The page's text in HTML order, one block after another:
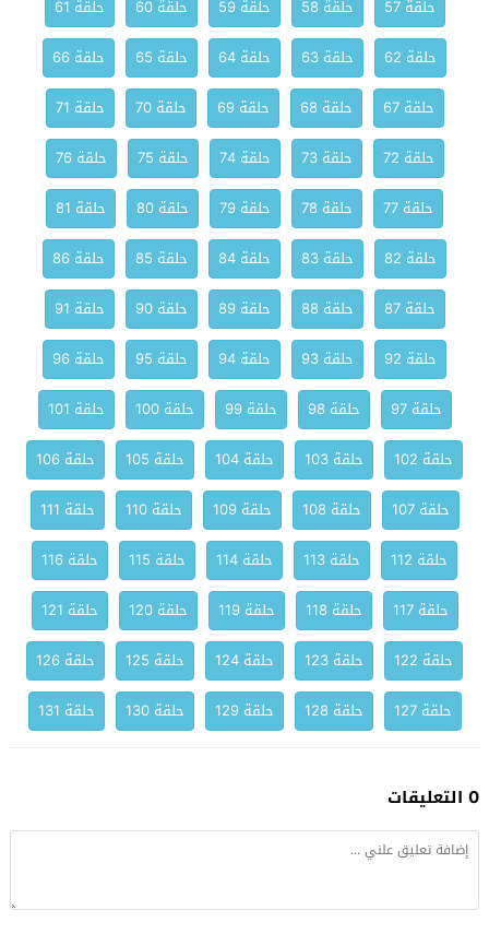
حلقة 57
حلقة 58 حلقة 59 حلقة 60
حلقة 61
حلقة 62
حلقة 63 حلقة 64 حلقة 65
حلقة 66
حلقة 67
حلقة 68 حلقة 69 حلقة 70
حلقة 71
حلقة 72
حلقة 73 حلقة 74 حلقة 75
حلقة 76
حلقة 77
حلقة 78 حلقة 79 حلقة 80
حلقة 81
حلقة 82
حلقة 83 حلقة 84 حلقة 85
حلقة 86
حلقة 87
حلقة 88 حلقة 89 حلقة 90
حلقة 91
حلقة 92
حلقة 93 حلقة 94 حلقة 95
حلقة 96
حلقة 97
حلقة 98 حلقة 99 حلقة 100
حلقة 101
حلقة 102
حلقة 103 حلقة 104 حلقة 105
حلقة 106
حلقة 107
حلقة 108 حلقة 109 حلقة 110
حلقة 111
حلقة 112
حلقة 113 حلقة 114 حلقة 115
حلقة 116
حلقة 117
حلقة 118 حلقة 119 حلقة 120
حلقة 121
حلقة 122
حلقة 123 حلقة 124 حلقة 125
حلقة 126
حلقة 127
حلقة 128 حلقة 129 حلقة 130 حلقة 131
0 التعليقات